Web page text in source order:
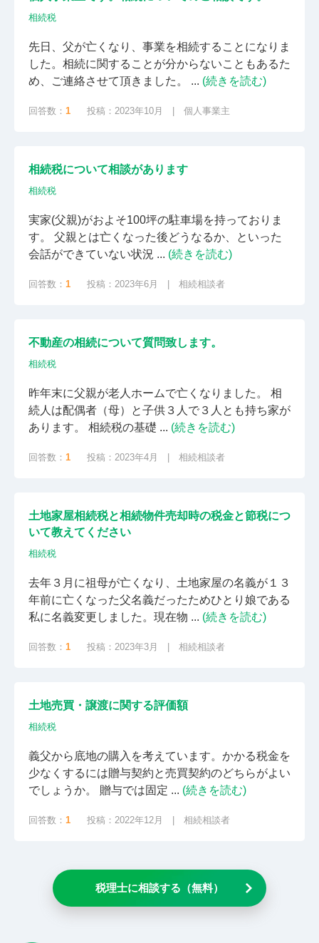
相続税
先日、父が亡くなり、事業を相続することになりま
した。相続に関することが分からないこともあるた
め、ご連絡させて頂きました。 ... (続きを読む)
回答数： 1 投稿：2023年10月 | 個人事業主
相続税について相談があります
相続税
実家(父親)がおよそ100坪の駐車場を持っておりま
す。 父親とは亡くなった後どうなるか、といった
会話ができていない状況 ... (続きを読む)
回答数： 1 投稿：2023年6月 | 相続相談者
不動産の相続について質問致します。
相続税
昨年末に父親が老人ホームで亡くなりました。 相
続人は配偶者（母）と子供３人で３人とも持ち家が
あります。 相続税の基礎 ... (続きを読む)
回答数： 1 投稿：2023年4月 | 相続相談者
土地家屋相続税と相続物件売却時の税金と節税につ
いて教えてください
相続税
去年３月に祖母が亡くなり、土地家屋の名義が１３
年前に亡くなった父名義だったためひとり娘である
私に名義変更しました。現在物 ... (続きを読む)
回答数： 1 投稿：2023年3月 | 相続相談者
土地売買・譲渡に関する評価額
相続税
義父から底地の購入を考えています。かかる税金を
少なくするには贈与契約と売買契約のどちらがよい
でしょうか。 贈与では固定 ... (続きを読む)
回答数： 1 投稿：2022年12月 | 相続相談者
税理士に相談する（無料）